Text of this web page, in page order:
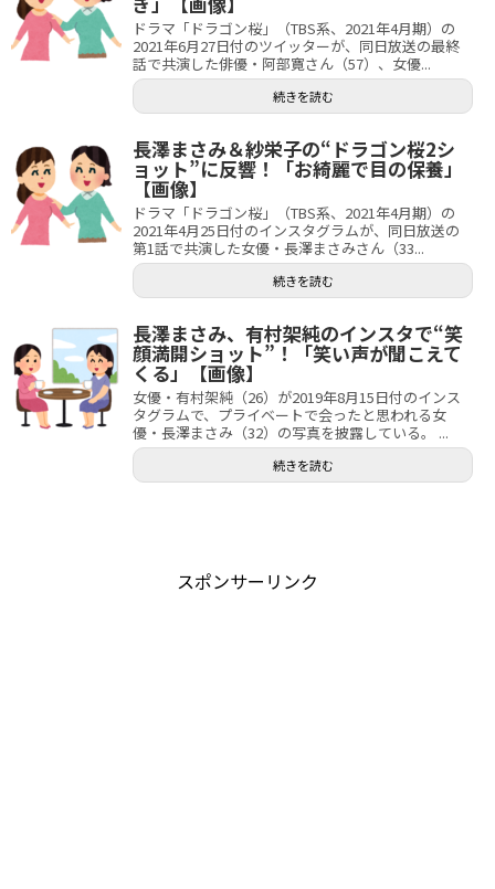
ドラマ「ドラゴン桜」（TBS系、2021年4月期）の
2021年6月27日付のツイッターが、同日放送の最終
話で共演した俳優・阿部寛さん（57）、女優...
続きを読む
長澤まさみ＆紗栄子の“ドラゴン桜2シ
ョット”に反響！「お綺麗で目の保養」
【画像】
ドラマ「ドラゴン桜」（TBS系、2021年4月期）の
2021年4月25日付のインスタグラムが、同日放送の
第1話で共演した女優・長澤まさみさん（33...
続きを読む
長澤まさみ、有村架純のインスタで“笑
顔満開ショット”！「笑い声が聞こえて
くる」【画像】
女優・有村架純（26）が2019年8月15日付のインス
タグラムで、プライベートで会ったと思われる女
優・長澤まさみ（32）の写真を披露している。 ...
続きを読む
スポンサーリンク